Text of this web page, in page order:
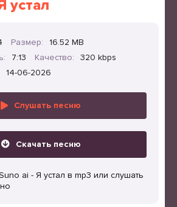
устал
Размер:
16.52 MB
7:13 Качество:
320 kbps
14-06-2026
Слушать песню
Скачать песню
ai - Я устал в mp3 или слушать